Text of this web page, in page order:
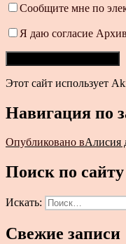
Сообщите мне по
Я даю согласие
Этот сайт использует
Навигация по
Опубликовано вАлисия
Поиск по
Искать:
Свежие записи